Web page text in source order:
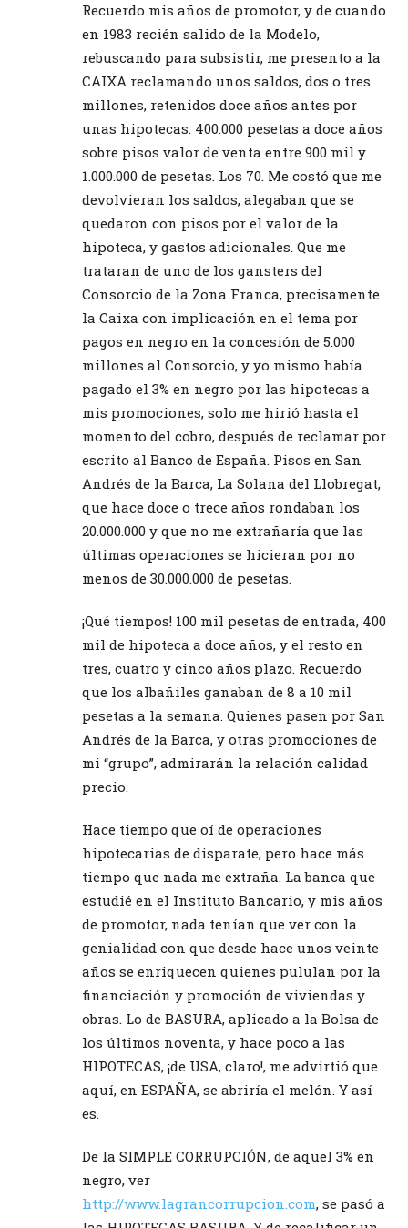
Recuerdo mis años de promotor, y de cuando
en 1983 recién salido de la Modelo,
rebuscando para subsistir, me presento a la
CAIXA reclamando unos saldos, dos o tres
millones, retenidos doce años antes por
unas hipotecas. 400.000 pesetas a doce años
sobre pisos valor de venta entre 900 mil y
1.000.000 de pesetas. Los 70. Me costó que me
devolvieran los saldos, alegaban que se
quedaron con pisos por el valor de la
hipoteca, y gastos adicionales. Que me
trataran de uno de los gansters del
Consorcio de la Zona Franca, precisamente
la Caixa con implicación en el tema por
pagos en negro en la concesión de 5.000
millones al Consorcio, y yo mismo había
pagado el 3% en negro por las hipotecas a
mis promociones, solo me hirió hasta el
momento del cobro, después de reclamar por
escrito al Banco de España. Pisos en San
Andrés de la Barca, La Solana del Llobregat,
que hace doce o trece años rondaban los
20.000.000 y que no me extrañaría que las
últimas operaciones se hicieran por no
menos de 30.000.000 de pesetas.
¡Qué tiempos! 100 mil pesetas de entrada, 400
mil de hipoteca a doce años, y el resto en
tres, cuatro y cinco años plazo. Recuerdo
que los albañiles ganaban de 8 a 10 mil
pesetas a la semana. Quienes pasen por San
Andrés de la Barca, y otras promociones de
mi “grupo”, admirarán la relación calidad
precio.
Hace tiempo que oí de operaciones
hipotecarias de disparate, pero hace más
tiempo que nada me extraña. La banca que
estudié en el Instituto Bancario, y mis años
de promotor, nada tenían que ver con la
genialidad con que desde hace unos veinte
años se enriquecen quienes pululan por la
financiación y promoción de viviendas y
obras. Lo de BASURA, aplicado a la Bolsa de
los últimos noventa, y hace poco a las
HIPOTECAS, ¡de USA, claro!, me advirtió que
aquí, en ESPAÑA, se abriría el melón. Y así
es.
De la SIMPLE CORRUPCIÓN, de aquel 3% en
negro, ver
http://www.lagrancorrupcion.com, se pasó a